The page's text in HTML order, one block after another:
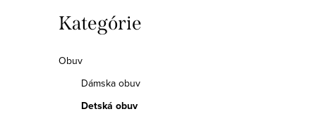
o
č
Preskočiť
kategórie
Kategórie
Obuv
Dámska obuv
Detská obuv